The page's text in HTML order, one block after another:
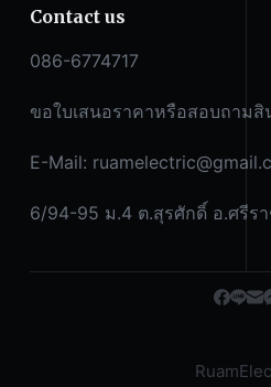
Contact us
086-6774717
ขอใบเสนอราคาหรือสอบถามสิ
E-Mail:
6/94-95 ม.4 ต.สุรศักดิ์ อ.ศรีร